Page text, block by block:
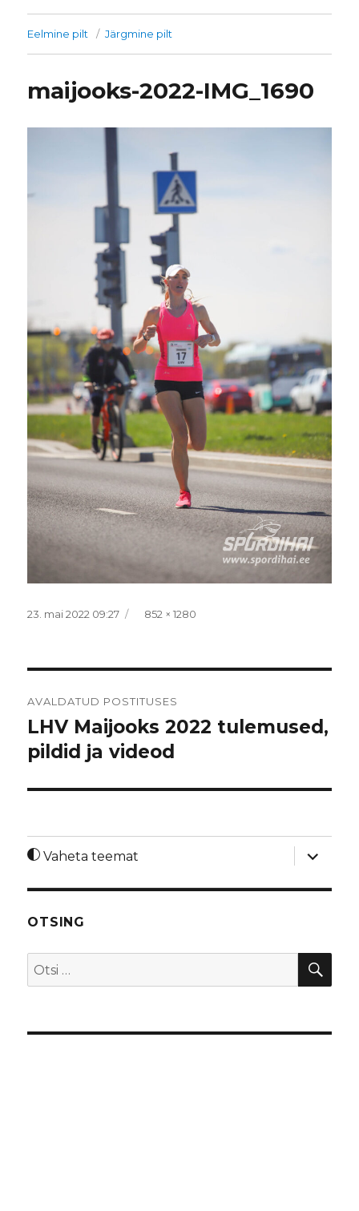
Eelmine pilt Järgmine pilt
maijooks-2022-IMG_1690
Postitatud
23. mai 2022 09:27 Täissuurus
852 × 1280
AVALDATUD POSTITUSES
LHV Maijooks 2022 tulemused,
pildid ja videod
Vaheta teemat
laienda
OTSING
Otsi: